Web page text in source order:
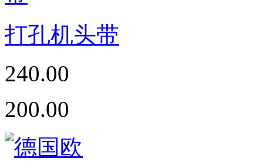
打孔机头带
240.00
200.00